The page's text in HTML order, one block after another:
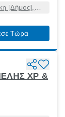
[Δήμος],
Τώρα
ΧΡ &